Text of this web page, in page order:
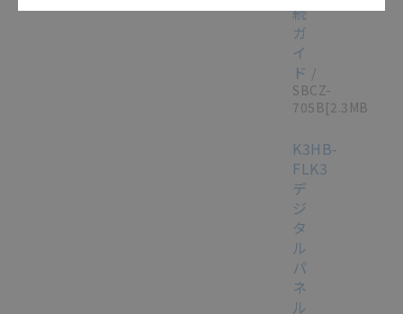
続
ガ
イ
ド /
SBCZ-
705B[2.3MB]
K3HB-
FLK3
デ
ジ
タ
ル
パ
ネ
ル